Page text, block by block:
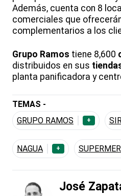
Además, cuenta con 8
comerciales que
complementarios a los
Grupo Ramos tiene 8,600
distribuidos en sus
planta panificadora y
TEMAS -
GRUPO RAMOS
+
NAGUA +
José